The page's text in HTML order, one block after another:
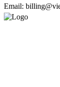
Email: